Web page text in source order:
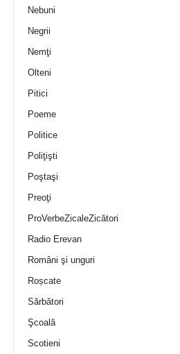
Nebuni
Negrii
Nemţi
Olteni
Pitici
Poeme
Politice
Poliţişti
Poştaşi
Preoţi
ProVerbeZicaleZicători
Radio Erevan
Români şi unguri
Roșcate
Sărbători
Şcoală
Scotieni